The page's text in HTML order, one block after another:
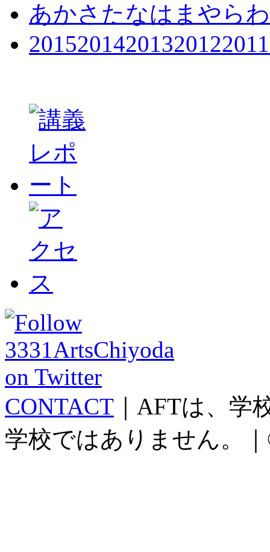
あかさ たなは ま や らわ
20152014201320122011
CONTACT ｜AFTは、
学校ではありません。